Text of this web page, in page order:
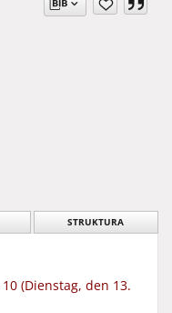
STRUKTURA
(Dienstag, den 13.